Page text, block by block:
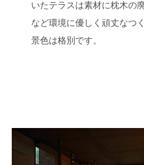
いたテラスは素材に枕木の
など環境に優しく頑丈なつ
景色は格別です。